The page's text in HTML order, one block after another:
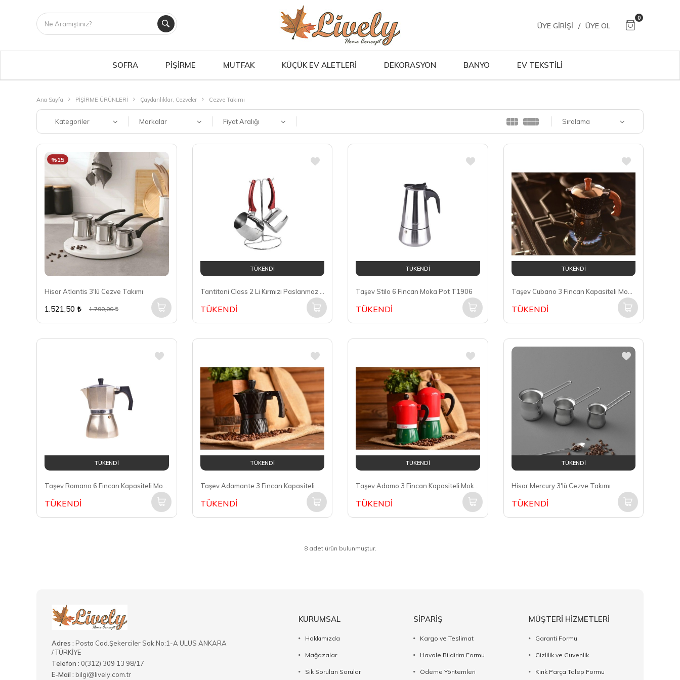
ÜYE GIRIŞI / ÜYE OL
0
SOFRA PİŞİRME MUTFAK KÜÇÜK EV ALETLERİ DEKORASYON BANYO EV TEKSTİLİ
Ana Sayfa PİŞİRME ÜRÜNLERİ Çaydanlıklar, Cezveler Cezve Takımı
Sıralama
Kategoriler Markalar Fiyat Aralığı
Hisar Atlantis 3'lü Cezve Takımı
%15
1.521,50 1.790,00
TÜKENDİ
TÜKENDİ
TÜKENDİ
Taşev Stilo 6 Fincan Moka Pot T1906
TÜKENDİ
TÜKENDİ
TÜKENDİ
TÜKENDİ
TÜKENDİ
TÜKENDİ
TÜKENDİ
TÜKENDİ
TÜKENDİ
TÜKENDİ
Hisar Mercury 3'lü Cezve Takımı
TÜKENDİ
8 adet ürün bulunmuştur.
Adres : Posta Cad.Şekerciler Sok.No:1-A ULUS ANKARA
/ TÜRKİYE
Telefon : 0(312) 309 13 98/17
E-Mail : bilgi@lively.com.tr
KURUMSAL
Hakkımızda
Mağazalar
Sık Sorulan Sorular
SİPARİŞ
Kargo ve Teslimat
Havale Bildirim Formu
Ödeme Yöntemleri
MÜŞTERİ HİZMETLERİ
Garanti Formu
Gizlilik ve Güvenlik
Kırık Parça Talep Formu